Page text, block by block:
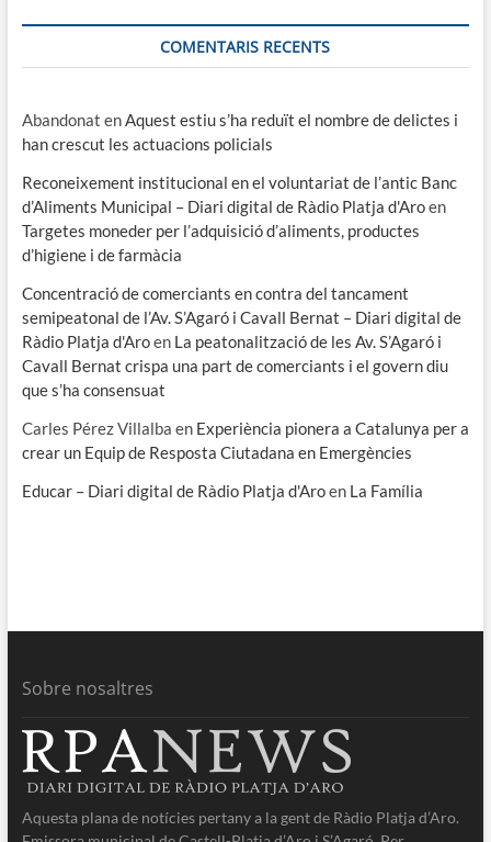
COMENTARIS RECENTS
Abandonat enAquest estiu s’ha reduït el nombre de delictes i
han crescut les actuacions policials
Reconeixement institucional en el voluntariat de l’antic Banc
d’Aliments Municipal – Diari digital de Ràdio Platja d'Aroen
Targetes moneder per l’adquisició d’aliments, productes
d’higiene i de farmàcia
Concentració de comerciants en contra del tancament
semipeatonal de l’Av. S’Agaró i Cavall Bernat – Diari digital de
Ràdio Platja d'Aroen La peatonalització de les Av. S’Agaró i
Cavall Bernat crispa una part de comerciants i el govern diu
que s’ha consensuat
Carles Pérez Villalba en Experiència pionera a Catalunya per a
crear un Equip de Resposta Ciutadana en Emergències
Educar – Diari digital de Ràdio Platja d'Aroen La Família
Sobre nosaltres
Aquesta plana de notícies pertany a la gent de Ràdio Platja d’Aro.